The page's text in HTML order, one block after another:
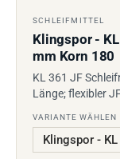
SCHLEIFMITTEL
Klingspor -
mm Korn 180
KL 361 JF
Länge; flexibler
VARIANTE WÄHLEN